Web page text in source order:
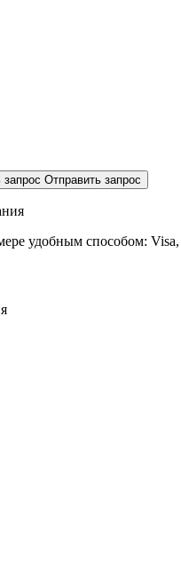
запрос Отправить запрос
удобным способом: